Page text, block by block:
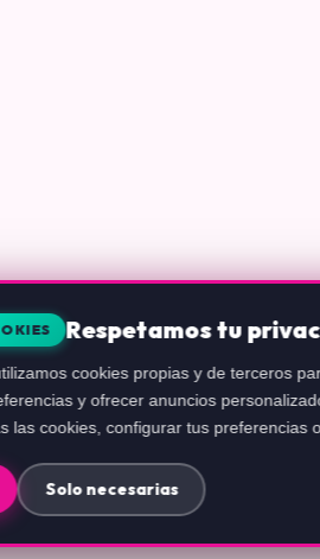
Respetamos tu
cookies propias y de terceros
y ofrecer anuncios
las cookies, configurar tus preferencias
Solo necesarias